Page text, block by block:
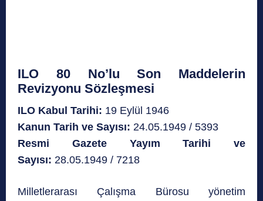
ILO 80 No’lu Son Maddelerin
Revizyonu Sözleşmesi
ILO Kabul Tarihi: 19 Eylül 1946
Kanun Tarih ve Sayısı: 24.05.1949 / 5393
Resmi Gazete Yayım Tarihi ve
Sayısı: 28.05.1949 / 7218
Milletlerarası Çalışma Bürosu yönetim